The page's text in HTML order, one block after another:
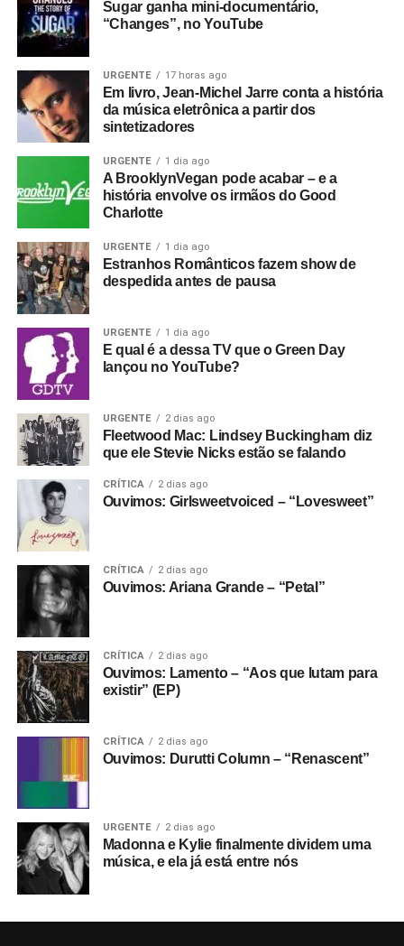
Sugar ganha mini-documentário,
“Changes”, no YouTube
URGENTE 17 horas ago
Em livro, Jean-Michel Jarre conta a história
da música eletrônica a partir dos
sintetizadores
URGENTE 1 dia ago
A BrooklynVegan pode acabar – e a
história envolve os irmãos do Good
Charlotte
URGENTE 1 dia ago
Estranhos Românticos fazem show de
despedida antes de pausa
URGENTE 1 dia ago
E qual é a dessa TV que o Green Day
lançou no YouTube?
URGENTE 2 dias ago
Fleetwood Mac: Lindsey Buckingham diz
que ele Stevie Nicks estão se falando
CRÍTICA 2 dias ago
Ouvimos: Girlsweetvoiced – “Lovesweet”
CRÍTICA 2 dias ago
Ouvimos: Ariana Grande – “Petal”
CRÍTICA 2 dias ago
Ouvimos: Lamento – “Aos que lutam para
existir” (EP)
CRÍTICA 2 dias ago
Ouvimos: Durutti Column – “Renascent”
URGENTE 2 dias ago
Madonna e Kylie finalmente dividem uma
música, e ela já está entre nós